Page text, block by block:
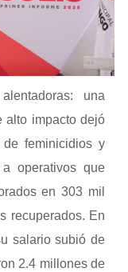
una
alto impacto dejó
feminicidios y
operativos que
en 303 mil
recuperados. En
salario subió de
2.4 millones de